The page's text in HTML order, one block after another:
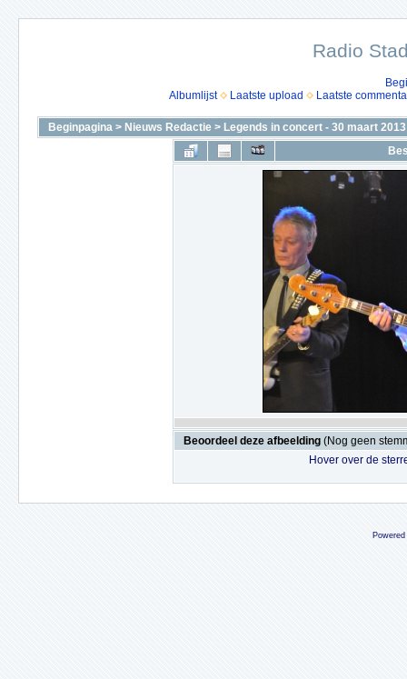
Radio
Albumlijst
Laatste upload Laatste
Beginpagina > Nieuws Redactie > Legends in concert - 30 maart 2013
Beoordeel deze afbeelding (Nog geen
Hover over de